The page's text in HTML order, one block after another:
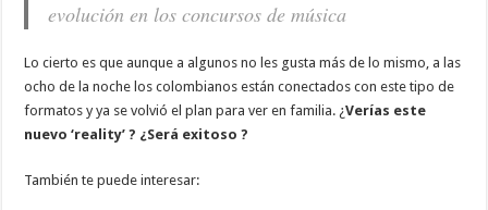
evolución en los concursos de música
Lo cierto es que aunque a algunos no les gusta más de lo mismo, a las
ocho de la noche los colombianos están conectados con este tipo de
formatos y ya se volvió el plan para ver en familia. ¿Verías este
nuevo ‘reality’ ? ¿Será exitoso ?
También te puede interesar: